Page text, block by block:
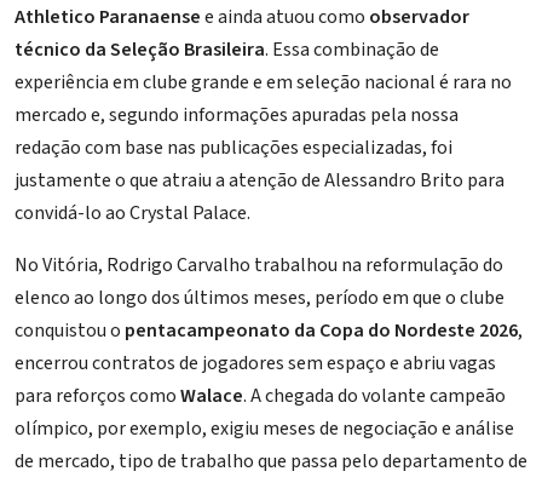
Athletico Paranaensee ainda atuou como observador
técnico da Seleção Brasileira. Essa combinação de
experiência em clube grande e em seleção nacional é rara no
mercado e, segundo informações apuradas pela nossa
redação com base nas publicações especializadas, foi
justamente o que atraiu a atenção de Alessandro Brito para
convidá-lo ao Crystal Palace.
No Vitória, Rodrigo Carvalho trabalhou na reformulação do
elenco ao longo dos últimos meses, período em que o clube
conquistou o pentacampeonato da Copa do Nordeste 2026,
encerrou contratos de jogadores sem espaço e abriu vagas
para reforços comoWalace. A chegada do volante campeão
olímpico, por exemplo, exigiu meses de negociação e análise
de mercado, tipo de trabalho que passa pelo departamento de